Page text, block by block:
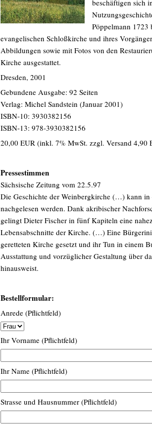
beschäftigen sich
Pöppelmann 1723
evangelischen Schloßkirche und ihres
Abbildungen sowie mit Fotos von den
Kirche ausgestattet.
Dresden, 2001
Gebundene Ausgabe: 92 Seiten
Verlag: Michel Sandstein (Januar 2001)
ISBN-10: 3930382156
ISBN-13: 978-3930382156
20,00 EUR (inkl. 7% MwSt. zzgl. Versand 4,90
Pressestimmen
Sächsische Zeitung vom 22.5.97
Die Geschichte der Weinbergkirche (…) kann in
nachgelesen werden. Dank akribischer
gelingt Dieter Fischer in fünf Kapiteln eine
Lebensabschnitte der Kirche. (…) Eine
geretteten Kirche gesetzt und ihr Tun in einem
Ausstattung und vorzüglicher Gestaltung über
hinausweist.
Bestellformular:
Anrede (Pflichtfeld)
Ihr Vorname (Pflichtfeld)
Ihr Name (Pflichtfeld)
Strasse und Hausnummer (Pflichtfeld)